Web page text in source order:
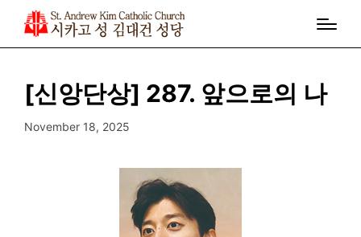
[신앙단상] 287. 앞으로의 나
November 18, 2025